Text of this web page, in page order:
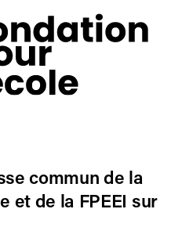
commun de la
et de la FPEEI sur